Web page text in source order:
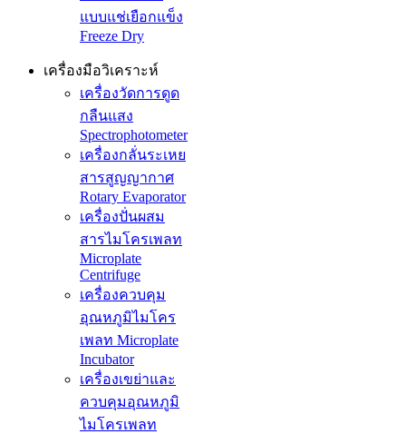
แบบแช่เยือกแข็ง
Freeze Dry
เครื่องมือวิเคราะห์
เครื่องวัดการดูด
กลืนแสง
Spectrophotometer
เครื่องกลั่นระเหย
สารสูญญากาศ
Rotary Evaporator
เครื่องปั่นผสม
สารไมโครเพลท
Microplate
Centrifuge
เครื่องควบคุม
อุณหภูมิไมโคร
เพลท Microplate
Incubator
เครื่องเขย่าและ
ควบคุมอุณหภูมิ
ไมโครเพลท